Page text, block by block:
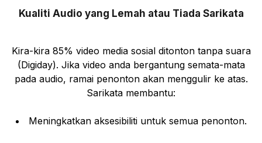
Kualiti Audio yang Lemah atau Tiada Sarikata
Kira-kira 85% video media sosial ditonton tanpa suara
(Digiday). Jika video anda bergantung semata-mata
pada audio, ramai penonton akan menggulir ke atas.
Sarikata membantu:
Meningkatkan aksesibiliti untuk semua penonton.